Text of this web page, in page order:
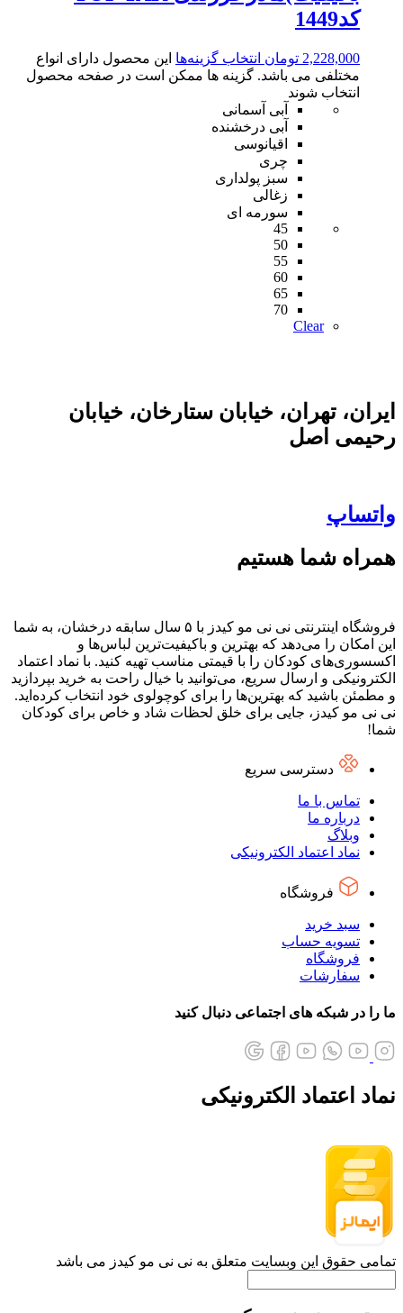
کد1449
2,228,000 تومان انتخاب گزینه‌ها این محصول دارای انواع
مختلفی می باشد. گزینه ها ممکن است در صفحه محصول
انتخاب شوند
آبی آسمانی
آبی درخشنده
اقیانوسی
چری
سبز پولداری
زغالی
سورمه ای
45
50
55
60
65
70
Clear
ایران، تهران، خیابان ستارخان، خیابان
رحیمی اصل
واتساپ
همراه شما هستیم
فروشگاه اینترنتی نی نی مو کیدز با ۵ سال سابقه درخشان، به شما
این امکان را می‌دهد که بهترین و باکیفیت‌ترین لباس‌ها و
اکسسوری‌های کودکان را با قیمتی مناسب تهیه کنید. با نماد اعتماد
الکترونیکی و ارسال سریع، می‌توانید با خیال راحت به خرید بپردازید
و مطمئن باشید که بهترین‌ها را برای کوچولوی خود انتخاب کرده‌اید.
نی نی مو کیدز، جایی برای خلق لحظات شاد و خاص برای کودکان
شما!
دسترسی سریع
تماس با ما
درباره ما
وبلاگ
نماد اعتماد الکترونیکی
فروشگاه
سبد خرید
تسویه حساب
فروشگاه
سفارشات
ما را در شبکه های اجتماعی دنبال کنید
نماد اعتماد الکترونیکی
تمامی حقوق این وبسایت متعلق به نی نی مو کیدز می باشد